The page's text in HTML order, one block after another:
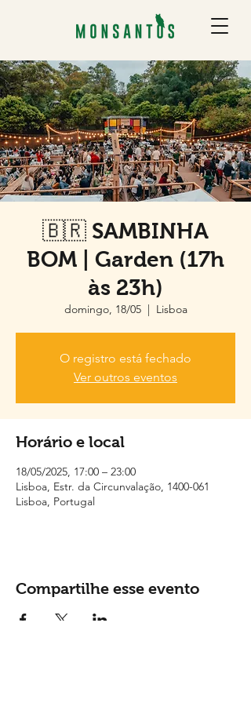
🇧🇷 SAMBINHA
BOM | Garden (17h
às 23h)
domingo, 18/05
  |
Lisboa
O registro está fechado
Ver outros eventos
Horário e local
18/05/2025, 17:00 – 23:00
Lisboa, Estr. da Circunvalação, 1400-061
Lisboa, Portugal
Compartilhe esse evento